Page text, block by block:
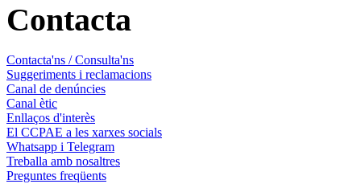
Contacta
Contacta'ns / Consulta'ns
Suggeriments i reclamacions
Canal de denúncies
Canal ètic
Enllaços d'interès
El CCPAE a les xarxes socials
Whatsapp i Telegram
Treballa amb nosaltres
Preguntes freqüents